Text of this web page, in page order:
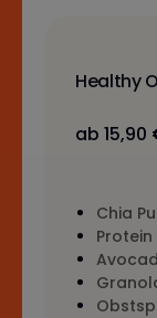
Healthy
ab 15,90
Chia